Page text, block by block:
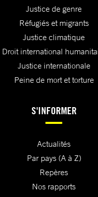
Justice de genre
Réfugiés et migrants
Justice climatique
Droit international
Justice internationale
Peine de mort et torture
S'INFORMER
Actualités
Par pays (A à Z)
Repères
Nos rapports